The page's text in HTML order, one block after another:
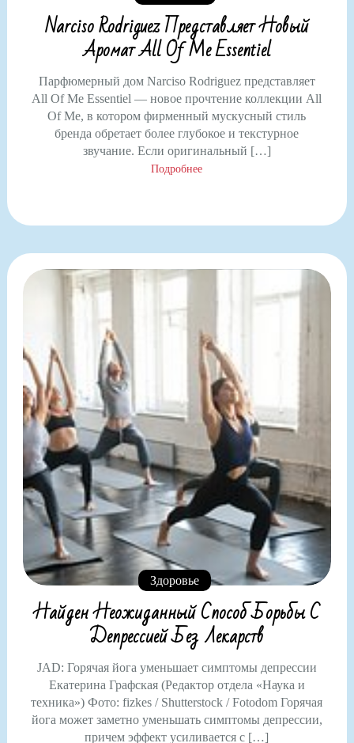
Narciso Rodriguez Представляет Новый
Аромат All Of Me Essentiel
Парфюмерный дом Narciso Rodriguez представляет
All Of Me Essentiel — новое прочтение коллекции All
Of Me, в котором фирменный мускусный стиль
бренда обретает более глубокое и текстурное
звучание. Если оригинальный […]
Подробнее
Здоровье
Найден Неожиданный Способ Борьбы С
Депрессией Без Лекарств
JAD: Горячая йога уменьшает симптомы депрессии
Екатерина Графская (Редактор отдела «Наука и
техника») Фото: fizkes / Shutterstock / Fotodom Горячая
йога может заметно уменьшать симптомы депрессии,
причем эффект усиливается с […]